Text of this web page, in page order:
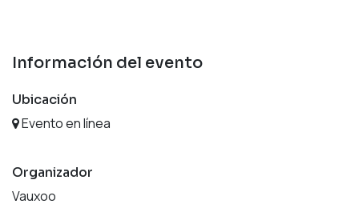
Información del evento
Ubicación
Evento en línea
Organizador
Vauxoo